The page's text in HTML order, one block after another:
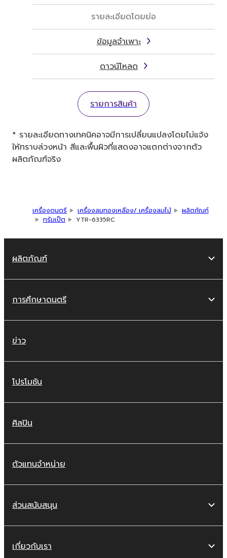
รายละเอียดโดยย่อ
ข้อมูลจำเพาะ
ดาวน์โหลด
รายการสินค้า
* รายละเอียดทางเทคนิคอาจมีการเปลี่ยนแปลงโดยไม่แจ้ง
ให้ทราบล่วงหน้า สีและพื้นผิวที่แสดงอาจแตกต่างจากตัว
ผลิตภัณฑ์จริง
เครื่องดนตรี เครื่องลมทองเหลือง/ เครื่องลมไม้
ผลิตภัณฑ์
ทรัมเป็ต
YTR-6335RC
ผลิตภัณฑ์
การศึกษาดนตรี
ข่าว
โปรโมชัน
ศิลปิน
ตัวแทนจำหน่าย
ส่วนสนับสนุน
เกี่ยวกับเรา